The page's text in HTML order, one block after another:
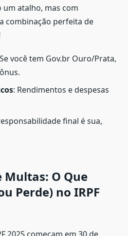
atalho, mas com
combinação perfeita de
você tem Gov.br Ouro/Prata,
: Rendimentos e despesas
final é sua,
Multas: O Que
Perde) no IRPF
2025 começam em 30 de